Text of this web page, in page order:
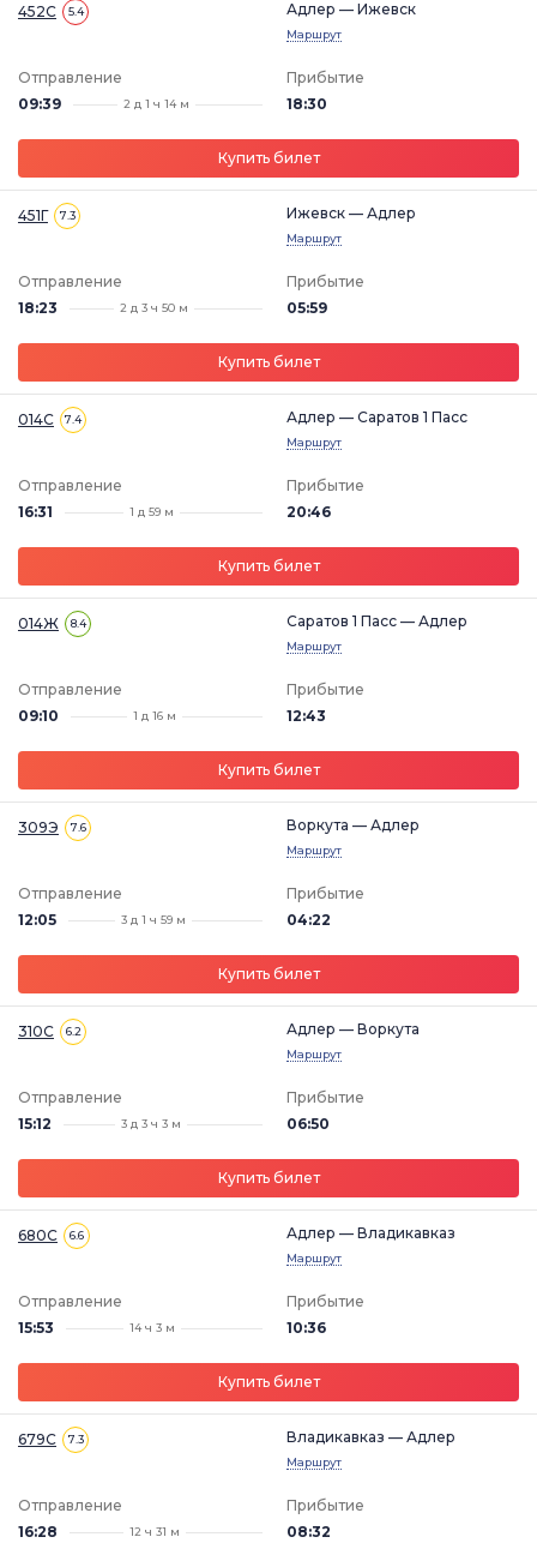
452С 5.4 Адлер — Ижевск
Маршрут
Отправление
09:39
2 д 1 ч 14 м
Прибытие
18:30
Купить билет
451Г 7.3 Ижевск — Адлер
Маршрут
Отправление
18:23
2 д 3 ч 50 м
Прибытие
05:59
Купить билет
014С 7.4 Адлер — Саратов 1 Пасс
Маршрут
Отправление
16:31
1 д 59 м
Прибытие
20:46
Купить билет
014Ж 8.4 Саратов 1 Пасс — Адлер
Маршрут
Отправление
09:10
1 д 16 м
Прибытие
12:43
Купить билет
309Э 7.6 Воркута — Адлер
Маршрут
Отправление
12:05
3 д 1 ч 59 м
Прибытие
04:22
Купить билет
310С 6.2 Адлер — Воркута
Маршрут
Отправление
15:12
3 д 3 ч 3 м
Прибытие
06:50
Купить билет
680С 6.6 Адлер — Владикавказ
Маршрут
Отправление
15:53
14 ч 3 м
Прибытие
10:36
Купить билет
679С 7.3 Владикавказ — Адлер
Маршрут
Отправление
16:28
12 ч 31 м
Прибытие
08:32